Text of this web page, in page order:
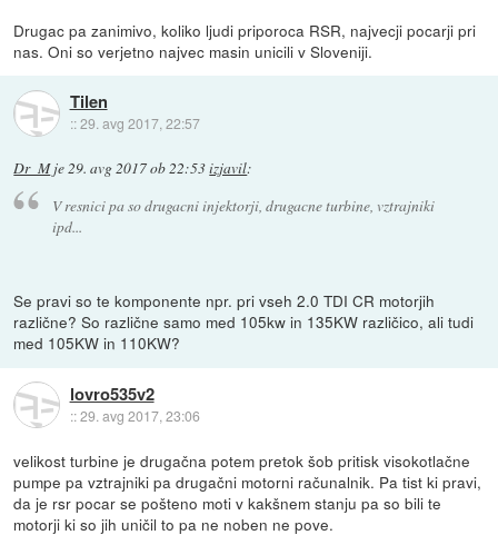
Drugac pa zanimivo, koliko ljudi priporoca RSR, najvecji pocarji pri
nas. Oni so verjetno najvec masin unicili v Sloveniji.
Tilen
::29. avg 2017, 22:57
Dr_Mje29. avg 2017 ob 22:53izjavil:
V resnici pa so drugacni injektorji, drugacne turbine, vztrajniki
ipd...
Se pravi so te komponente npr. pri vseh 2.0 TDI CR motorjih
različne? So različne samo med 105kw in 135KW različico, ali tudi
med 105KW in 110KW?
lovro535v2
::29. avg 2017, 23:06
velikost turbine je drugačna potem pretok šob pritisk visokotlačne
pumpe pa vztrajniki pa drugačni motorni računalnik. Pa tist ki pravi,
da je rsr pocar se pošteno moti v kakšnem stanju pa so bili te
motorji ki so jih uničil to pa ne noben ne pove.